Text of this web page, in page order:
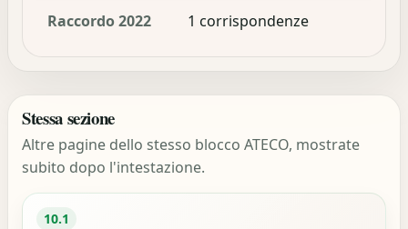
Raccordo 2022 1 corrispondenze
Stessa sezione
Altre pagine dello stesso blocco ATECO, mostrate
subito dopo l'intestazione.
10.1